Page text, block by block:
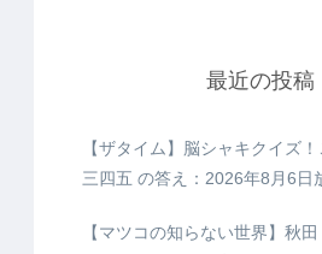
最近の投稿
【ザタイム】脳シャキクイズ
三四五 の答え：2026年8月6日
【マツコの知らない世界】秋